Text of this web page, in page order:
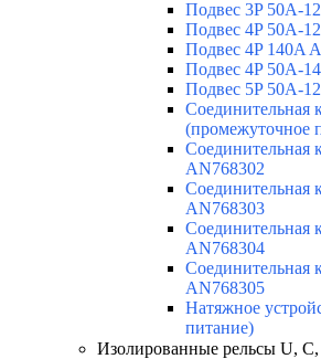
Подвес 3P 50A-
Подвес 4P 50A-
Подвес 4P 140A
Подвес 4P 50A-
Подвес 5P 50A-
Соединительная
(промежуточное
Соединительная
AN768302
Соединительная
AN768303
Соединительная
AN768304
Соединительная
AN768305
Натяжное
питание)
Изолированные рельсы U,